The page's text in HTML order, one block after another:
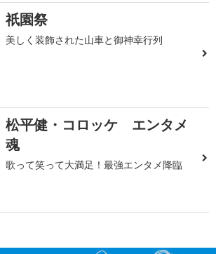
祇園祭
美しく装飾された山車と御神幸行列
松平健・コロッケ エンタメ
魂
歌って笑って大満足！最強エンタメ降臨